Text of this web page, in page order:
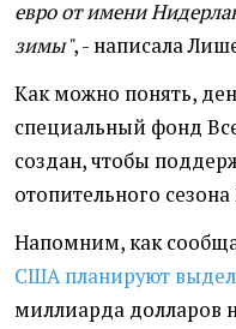
евро от имени
зимы", - написала
Как можно понять,
специальный фонд
создан, чтобы
отопительного сезона
Напомним, как
США планируют
миллиарда долларов